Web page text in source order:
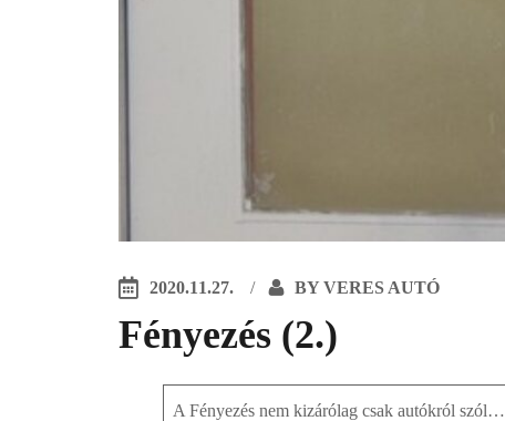
2020.11.27. BYVERES AUTÓ
Fényezés (2.)
A Fényezés nem kizárólag csak autókról szól…